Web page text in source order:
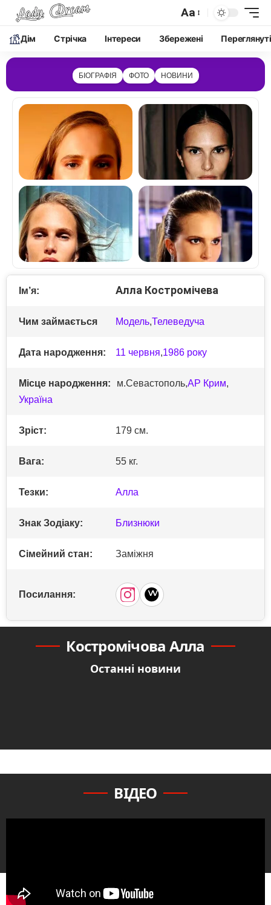
Aa
Дім Cтрічка Інтереси Збережені Переглянуті
БІОГРАФІЯ ФОТО НОВИНИ
Ім’я: Алла Костромічева
Чим займається Модель,Телеведуча
Дата народження: 11 червня,1986 року
Місце народження: м.Севастополь,АР Крим,
Україна
Зріст: 179 см.
Вага: 55 кг.
Тезки: Алла
Знак Зодіаку: Близнюки
Сімейний стан: Заміжня
Посилання:
Костромічова Алла
Останні новини
ВІДЕО